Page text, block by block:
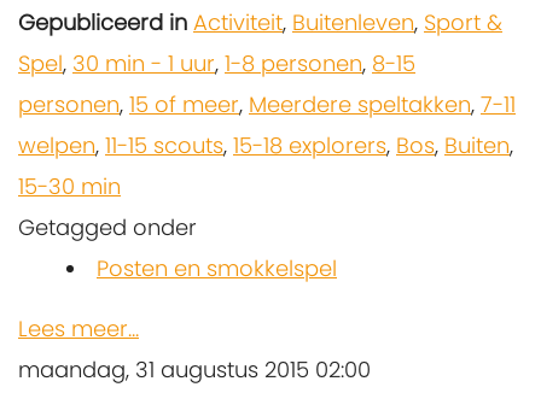
Gepubliceerd in Activiteit, Buitenleven, Sport &
Spel, 30 min - 1 uur, 1-8 personen, 8-15
personen, 15 of meer, Meerdere speltakken, 7-11
welpen, 11-15 scouts, 15-18 explorers, Bos, Buiten,
15-30 min
Getagged onder
Posten en smokkelspel
Lees meer...
maandag, 31 augustus 2015 02:00